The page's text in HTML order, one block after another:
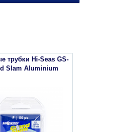
трубки Hi-Seas GS-
Slam Aluminium